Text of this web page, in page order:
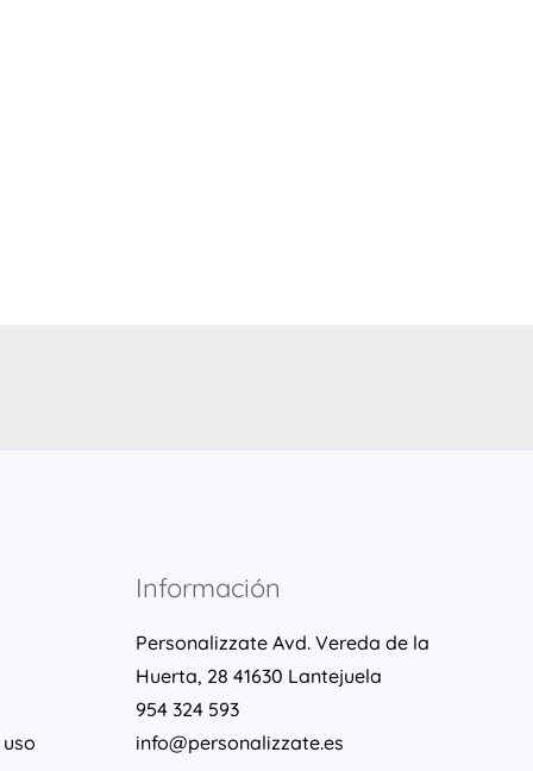
Información
Personalizzate Avd. Vereda de la
Huerta, 28 41630 Lantejuela
954 324 593
info@personalizzate.es